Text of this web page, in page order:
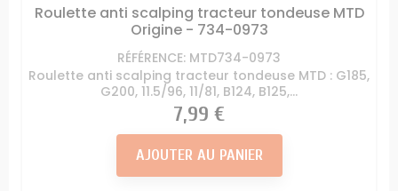
Roulette anti scalping tracteur tondeuse MTD
Origine - 734-0973
RÉFÉRENCE: MTD734-0973
Roulette anti scalping tracteur tondeuse MTD : G185,
G200, 11.5/96, 11/81, B124, B125,...
Prix
7,99 €
AJOUTER AU PANIER